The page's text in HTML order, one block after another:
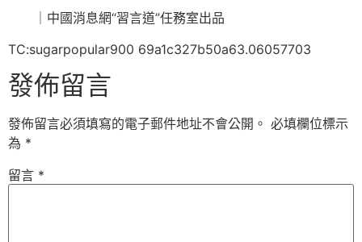
｜中國消息網“習言道”任務室出品
TC:sugarpopular900 69a1c327b50a63.06057703
發佈留言
發佈留言必須填寫的電子郵件地址不會公開。 必填欄位標示
為 *
留言 *